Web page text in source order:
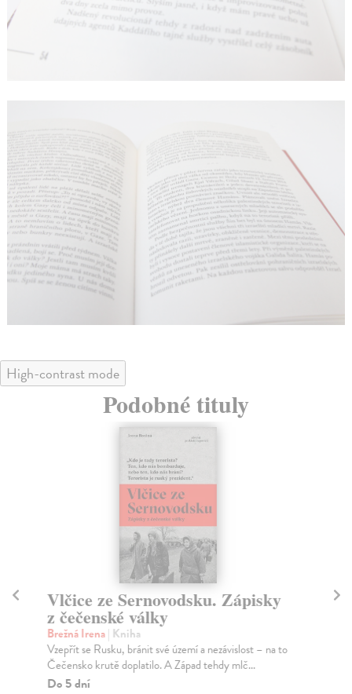
High-contrast mode
Podobné tituly
Vlčice ze Sernovodsku. Zápisky
z čečenské války
Brežná Irena| Kniha
Vzepřít se Rusku, bránit své území a nezávislost – na to
Čečensko krutě doplatilo. A Západ tehdy mlč...
Do 5 dní